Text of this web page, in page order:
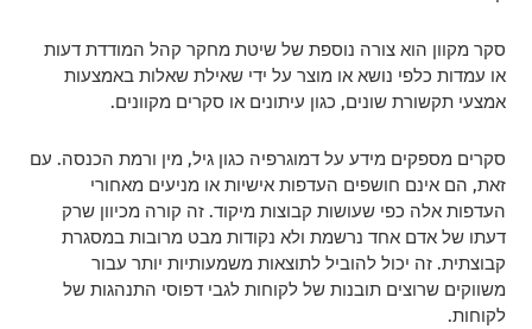
סקר מקוון הוא צורה נוספת של שיטת מחקר קהל המודדת דעות
או עמדות כלפי נושא או מוצר על ידי שאילת שאלות באמצעות
אמצעי תקשורת שונים, כגון עיתונים או סקרים מקוונים.
סקרים מספקים מידע על דמוגרפיה כגון גיל, מין ורמת הכנסה. עם
זאת, הם אינם חושפים העדפות אישיות או מניעים מאחורי
העדפות אלה כפי שעושות קבוצות מיקוד. זה קורה מכיוון שרק
דעתו של אדם אחד נרשמת ולא נקודות מבט מרובות במסגרת
קבוצתית. זה יכול להוביל לתוצאות משמעותיות יותר עבור
משווקים שרוצים תובנות של לקוחות לגבי דפוסי התנהגות של
לקוחות.